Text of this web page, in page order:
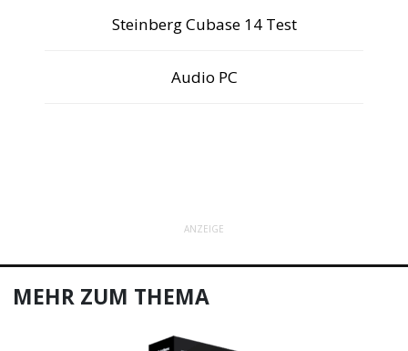
Steinberg Cubase 14 Test
Audio PC
ANZEIGE
MEHR ZUM THEMA